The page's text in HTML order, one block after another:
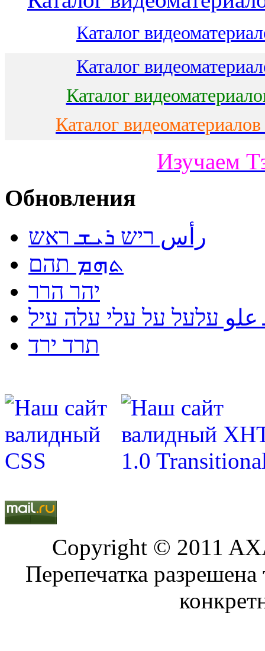
Каталог
Каталог
Каталог
Каталог
Изучаем
Обновления
رأس ריש ܪܝܫ ראש
ܬܗܡ תהם
יהר הרר
עלעל על עלי עלה עיל
תרד ירד
Copyright © 2011
Перепечатка